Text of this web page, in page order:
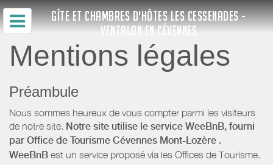
GÎTE ET CHAMBRES D'HÔTES LES CESSENADES -
VENTALON EN CÉVENNES
Mentions légales
Préambule
Nous sommes heureux de vous compter parmi les visiteurs
de notre site. Notre site utilise le service WeeBnB, fourni
par Office de Tourisme Cévennes Mont-Lozère .
WeeBnB est un service proposé via les Offices de Tourisme.